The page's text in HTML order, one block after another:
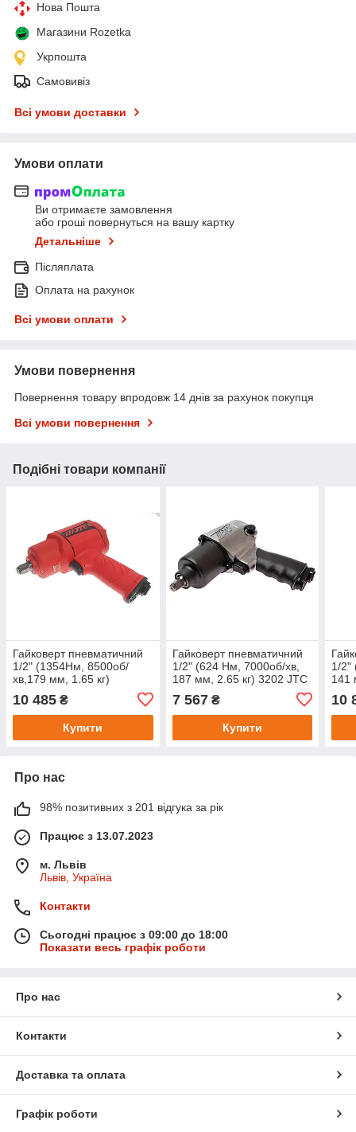
Нова Пошта
Магазини Rozetka
Укрпошта
Самовивіз
Всі умови доставки
Умови оплати
Ви отримаєте замовлення
або гроші повернуться на вашу картку
Детальніше
Післяплата
Оплата на рахунок
Всі умови оплати
Умови повернення
Повернення товару впродовж 14 днів за рахунок покупця
Всі умови повернення
Подібні товари компанії
Гайковерт пневматичний
1/2" (1354Нм, 8500об/
хв,179 мм, 1.65 кг)
композитний корпус 7657
JTC
10 485 ₴
Купити
Гайковерт пневматичний
1/2" (624 Нм, 7000об/хв,
187 мм, 2.65 кг) 3202 JTC
7 567₴
Купити
1/2"
141
10
Про нас
98% позитивних з 201 відгука за рік
Працює з 13.07.2023
м. Львів
Львів, Україна
Контакти
Сьогодні працює з 09:00 до 18:00
Показати весь графік роботи
Про нас
Контакти
Доставка та оплата
Графік роботи